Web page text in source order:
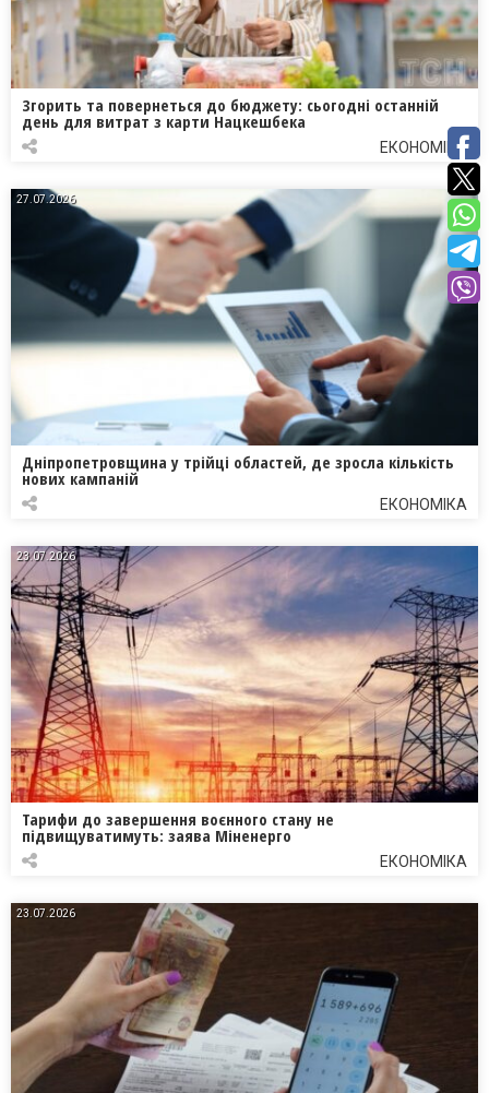
Згорить та повернеться до бюджету: сьогодні останній
день для витрат з карти Нацкешбека
ЕКОНОМІКА
27.07.2026
Дніпропетровщина у трійці областей, де зросла кількість
нових кампаній
ЕКОНОМІКА
23.07.2026
Тарифи до завершення воєнного стану не
підвищуватимуть: заява Міненерго
ЕКОНОМІКА
23.07.2026